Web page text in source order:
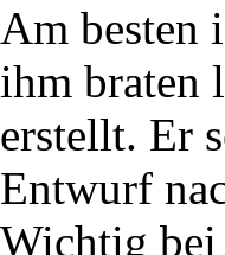
Am besten
ihm braten
erstellt. Er
Entwurf
Wichtig bei